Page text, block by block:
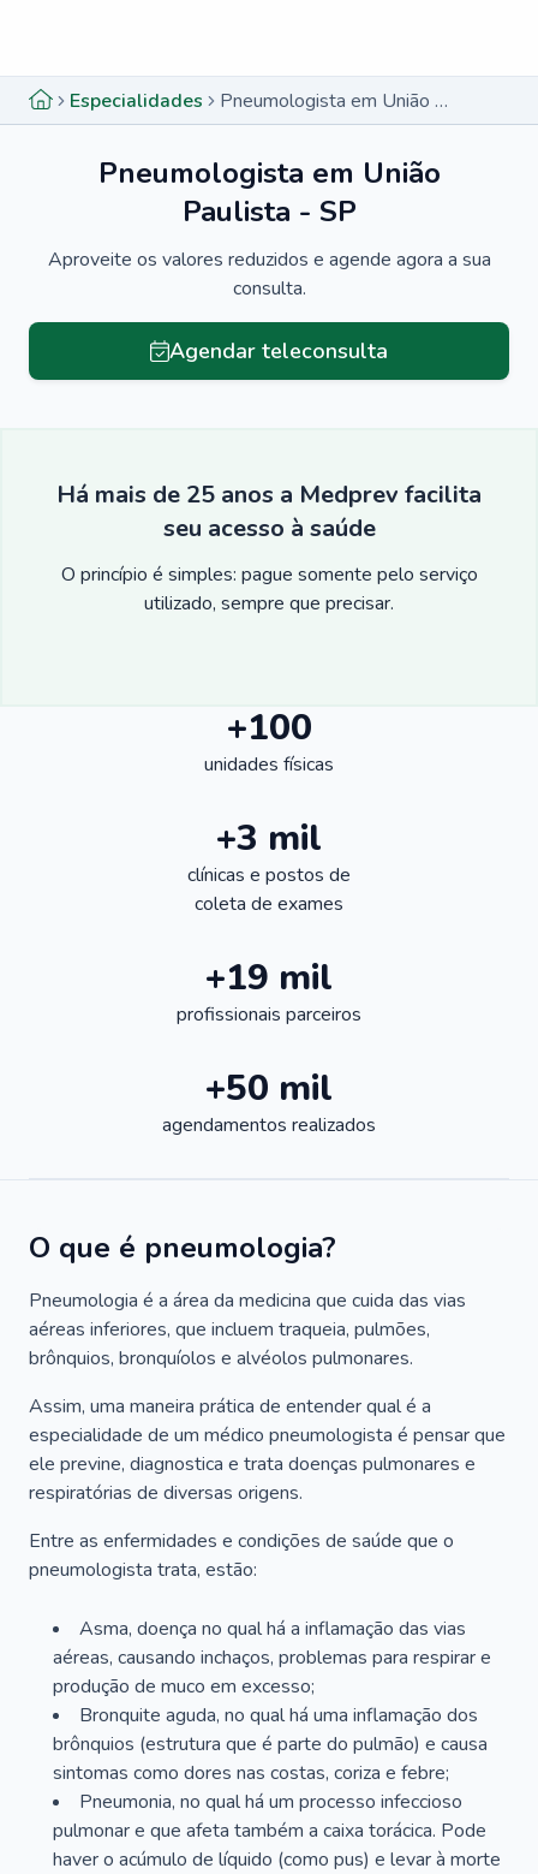
Especialidades Pneumologista em União Paulista - SP
Pneumologista em União
Paulista - SP
Aproveite os valores reduzidos e agende agora a sua
consulta.
Agendar teleconsulta
Há mais de 25 anos a Medprev facilita
seu acesso à saúde
O princípio é simples: pague somente pelo serviço
utilizado, sempre que precisar.
+100
unidades físicas
+3 mil
clínicas e postos de
coleta de exames
+19 mil
profissionais parceiros
+50 mil
agendamentos realizados
O que é pneumologia?
Pneumologia é a área da medicina que cuida das vias
aéreas inferiores, que incluem traqueia, pulmões,
brônquios, bronquíolos e alvéolos pulmonares.
Assim, uma maneira prática de entender qual é a
especialidade de um médico pneumologista é pensar que
ele previne, diagnostica e trata doenças pulmonares e
respiratórias de diversas origens.
Entre as enfermidades e condições de saúde que o
pneumologista trata, estão:
Asma, doença no qual há a inflamação das vias
aéreas, causando inchaços, problemas para respirar e
produção de muco em excesso;
Bronquite aguda, no qual há uma inflamação dos
brônquios (estrutura que é parte do pulmão) e causa
sintomas como dores nas costas, coriza e febre;
Pneumonia, no qual há um processo infeccioso
pulmonar e que afeta também a caixa torácica. Pode
haver o acúmulo de líquido (como pus) e levar à morte